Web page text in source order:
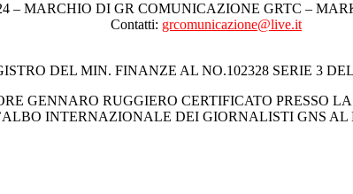
– MARCHIO DI GR COMUNICAZIONE GRTC –
Contatti: grcomunicazione@live.it
DEL MIN. FINANZE AL NO.102328 SERIE 3 DEL
GENNARO RUGGIERO CERTIFICATO PRESSO
INTERNAZIONALE DEI GIORNALISTI GNS AL